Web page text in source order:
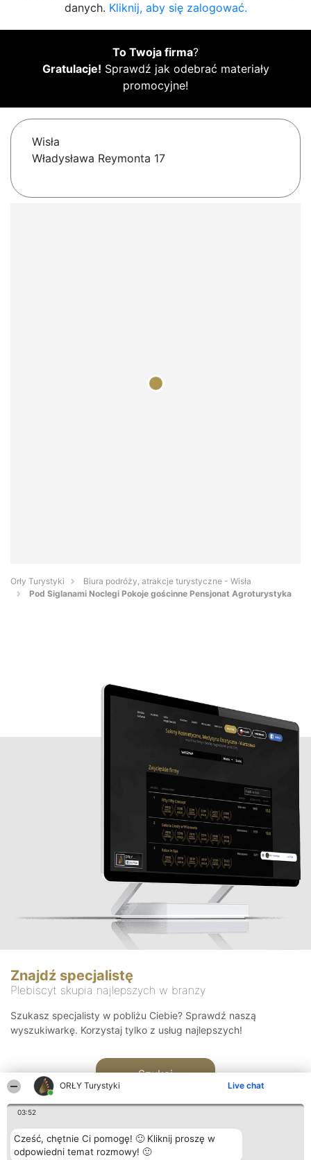
ORŁY Turystyki Live chat
03:52
Cześć, chętnie Ci pomogę! 🙂 Kliknij proszę w
odpowiedni temat rozmowy! 🙂
danych. Kliknij, aby się zalogować.
To Twoja firma?
Gratulacje! Sprawdź jak odebrać materiały
promocyjne!
Wisła
Władysława Reymonta 17
Orły Turystyki
Biura podróży, atrakcje turystyczne - Wisła
Pod Siglanami Noclegi Pokoje gościnne Pensjonat Agroturystyka
Znajdź specjalistę
Plebiscyt skupia najlepszych w branży
Szukasz specjalisty w pobliżu Ciebie? Sprawdź naszą
wyszukiwarkę. Korzystaj tylko z usług najlepszych!
Szukaj